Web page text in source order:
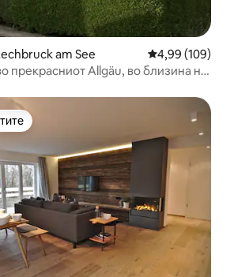
am See Просечна
4,99 (109)
прекрасниот Allgäu, во близина на
„Омилени на гостите“